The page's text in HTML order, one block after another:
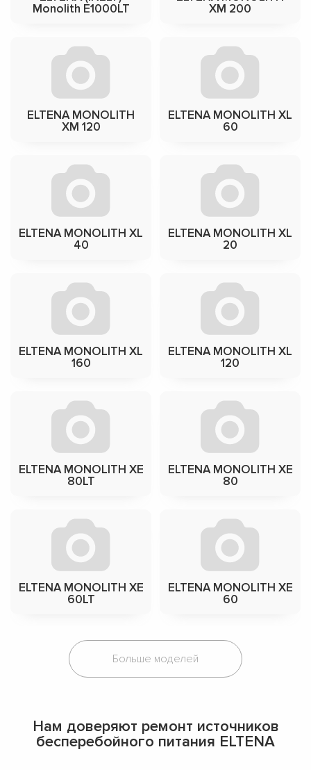
Monolith E1000LT
XM 200
ELTENA MONOLITH
XM 120
ELTENA MONOLITH XL
60
ELTENA MONOLITH XL
40
ELTENA MONOLITH XL
20
ELTENA MONOLITH XL
160
ELTENA MONOLITH XL
120
ELTENA MONOLITH XE
80LT
ELTENA MONOLITH XE
80
ELTENA MONOLITH XE
60LT
ELTENA MONOLITH XE
60
Больше моделей
Нам доверяют ремонт источников
бесперебойного питания ELTENA